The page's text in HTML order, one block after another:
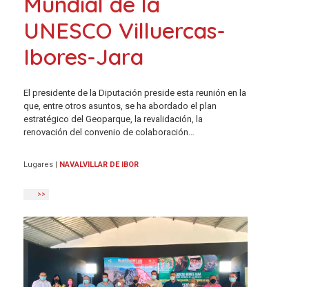
UNESCO Villuercas-
Ibores-Jara
El presidente de la Diputación preside esta reunión en la
que, entre otros asuntos, se ha abordado el plan
estratégico del Geoparque, la revalidación, la
renovación del convenio de colaboración…
Lugares NAVALVILLAR DE IBOR
>>